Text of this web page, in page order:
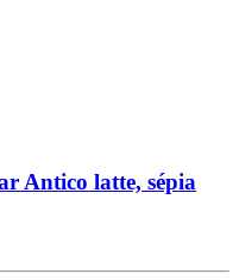
Antico latte, sépia